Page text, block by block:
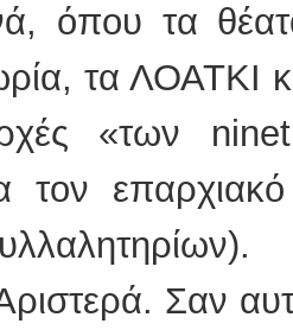
όπου τα
τα ΛΟΑΤΚΙ
«των
τον
Σαν